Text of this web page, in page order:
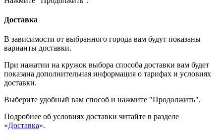
Доставка
В зависимости от выбранного города вам будут показаны
варианты доставки.
При нажатии на кружок выбора способа доставки вам будет
показана дополнительная информация о тарифах и условиях
доставки.
Выберите удобный вам способ и нажмите "Продолжить".
Подробнее об условиях доставки читайте в разделе
«Доставка».